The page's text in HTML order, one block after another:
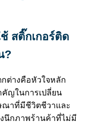
สติ๊กเกอร์ติด
?
ต่างคือหัวใจหลัก
ญในการเปลี่ยน
ณาที่มีชีวิตชีวาและ
นึกภาพร้านค้าที่ไม่มี